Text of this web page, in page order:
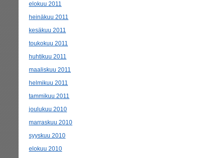
elokuu 2011
heinäkuu 2011
kesäkuu 2011
toukokuu 2011
huhtikuu 2011
maaliskuu 2011
helmikuu 2011
tammikuu 2011
joulukuu 2010
marraskuu 2010
syyskuu 2010
elokuu 2010